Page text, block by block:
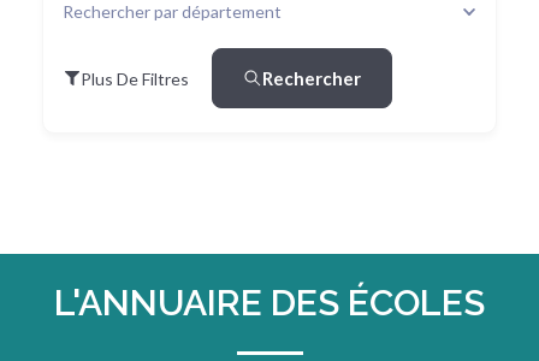
Rechercher par département
Plus De Filtres Rechercher
L'ANNUAIRE DES ÉCOLES